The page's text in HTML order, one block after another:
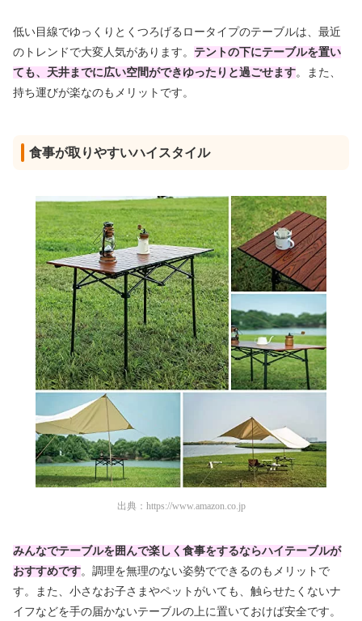
低い目線でゆっくりとくつろげるロータイプのテーブルは、最近
のトレンドで大変人気があります。 テントの下にテーブルを置い
ても、天井までに広い空間ができゆったりと過ごせます。また、
持ち運びが楽なのもメリットです。
食事が取りやすいハイスタイル
出典： https://www.amazon.co.jp
みんなでテーブルを囲んで楽しく食事をするならハイテーブルが
おすすめです。調理を無理のない姿勢でできるのもメリットで
す。また、小さなお子さまやペットがいても、触らせたくないナ
イフなどを手の届かないテーブルの上に置いておけば安全です。